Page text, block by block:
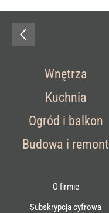
Wnętrza
Kuchnia
Ogród i balkon
Budowa i remont
O firmie
Subskrypcja cyfrowa